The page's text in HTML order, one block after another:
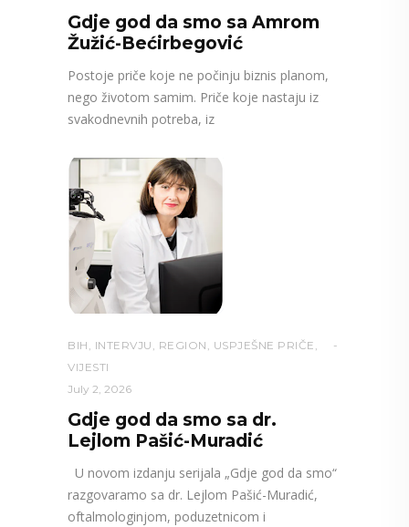
Gdje god da smo sa Amrom
Žužić-Bećirbegović
Postoje priče koje ne počinju biznis planom,
nego životom samim. Priče koje nastaju iz
svakodnevnih potreba, iz
BIH , INTERVJU , REGION , USPJEŠNE PRIČE ,
VIJESTI
July 2, 2026
Gdje god da smo sa dr.
Lejlom Pašić-Muradić
U novom izdanju serijala „Gdje god da smo“
razgovaramo sa dr. Lejlom Pašić-Muradić,
oftalmologinjom, poduzetnicom i